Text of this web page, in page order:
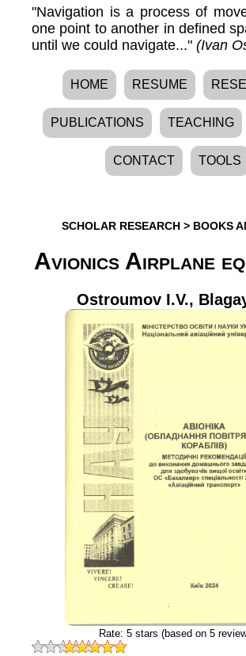
"Navigation is a process of
one point to another in defined
until we could navigate..." (Ivan
HOME RESUME
PUBLICATIONS TEACHING
CONTACT TOOLS
SCHOLAR RESEARCH > BOOKS
Avionics Airplane
Ostroumov I.V.,
Rate: 5stars (based on 5